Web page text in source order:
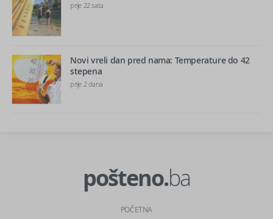
prije 22 sata
Novi vreli dan pred nama: Temperature do 42
stepena
prije 2 dana
pošteno.ba
POČETNA